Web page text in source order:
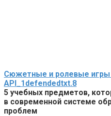
Сюжетные и ролевые игры
API_1defendedtxt.8
5 учебных предметов,
в современной системе
проблем